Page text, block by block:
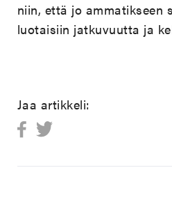
niin, että jo ammatikseen
luotaisiin jatkuvuutta ja
Jaa artikkeli: